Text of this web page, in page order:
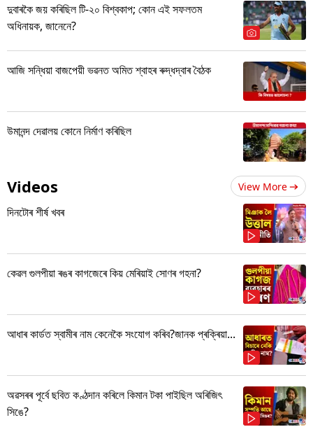
দুবাৰকৈ জয় কৰিছিল টি-২০ বিশ্বকাপ; কোন এই সফলতম
অধিনায়ক, জানেনে?
আজি সন্ধিয়া বাজপেয়ী ভৱনত অমিত শ্বাহৰ ৰুদ্ধদ্বাৰ বৈঠক
উমানন্দ দেৱালয় কোনে নিৰ্মাণ কৰিছিল
Videos View More
দিনটোৰ শীৰ্ষ খবৰ
কেৱল গুলপীয়া ৰঙৰ কাগজেৰে কিয় মেৰিয়াই সোণৰ গহনা?
আধাৰ কাৰ্ডত স্বামীৰ নাম কেনেকৈ সংযোগ কৰিব?জানক প্ৰক্ৰিয়া...
অৱসৰৰ পূৰ্বে ছবিত কণ্ঠদান কৰিলে কিমান টকা পাইছিল অৰিজিৎ
সিঙে?